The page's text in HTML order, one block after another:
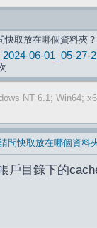
快取放在哪個資料夾？
06-01_05-27-
NT 6.1; Win64;
問快取放在哪個資料
戶目錄下的